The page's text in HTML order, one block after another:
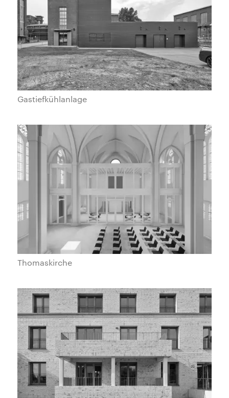
Gastiefkühlanlage
Thomaskirche